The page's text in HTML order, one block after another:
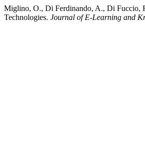
Miglino, O., Di Ferdinando, A., Di Fuccio,
Technologies. Journal of E-Learning and